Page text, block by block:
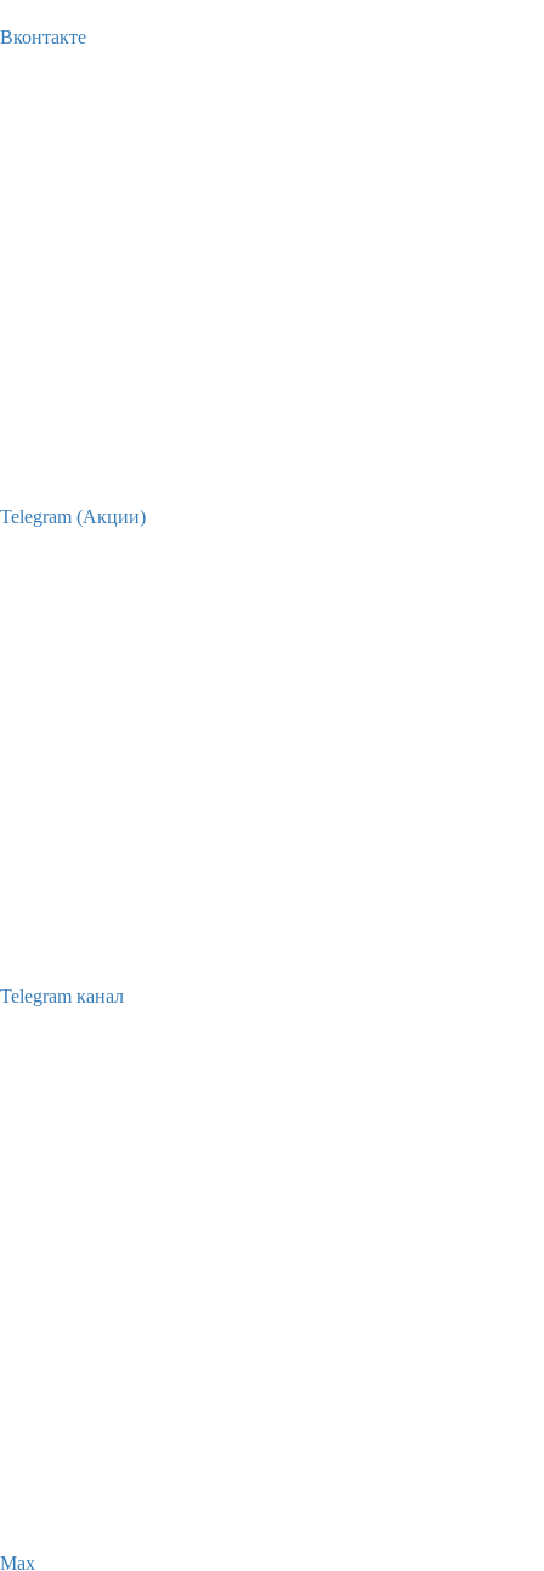
Вконтакте
Telegram (Акции)
Telegram канал
Max